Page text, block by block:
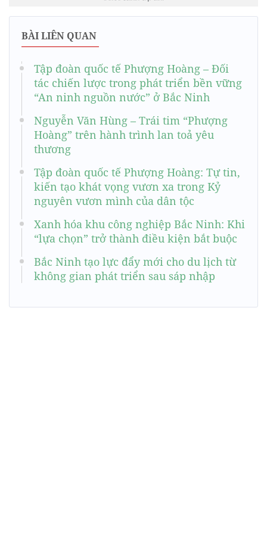
BÀI LIÊN QUAN
Tập đoàn quốc tế Phượng Hoàng – Đối
tác chiến lược trong phát triển bền vững
“An ninh nguồn nước” ở Bắc Ninh
Nguyễn Văn Hùng – Trái tim “Phượng
Hoàng” trên hành trình lan toả yêu
thương
Tập đoàn quốc tế Phượng Hoàng: Tự tin,
kiến tạo khát vọng vươn xa trong Kỷ
nguyên vươn mình của dân tộc
Xanh hóa khu công nghiệp Bắc Ninh: Khi
“lựa chọn” trở thành điều kiện bắt buộc
Bắc Ninh tạo lực đẩy mới cho du lịch từ
không gian phát triển sau sáp nhập